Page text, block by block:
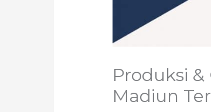
Produksi
Madiun